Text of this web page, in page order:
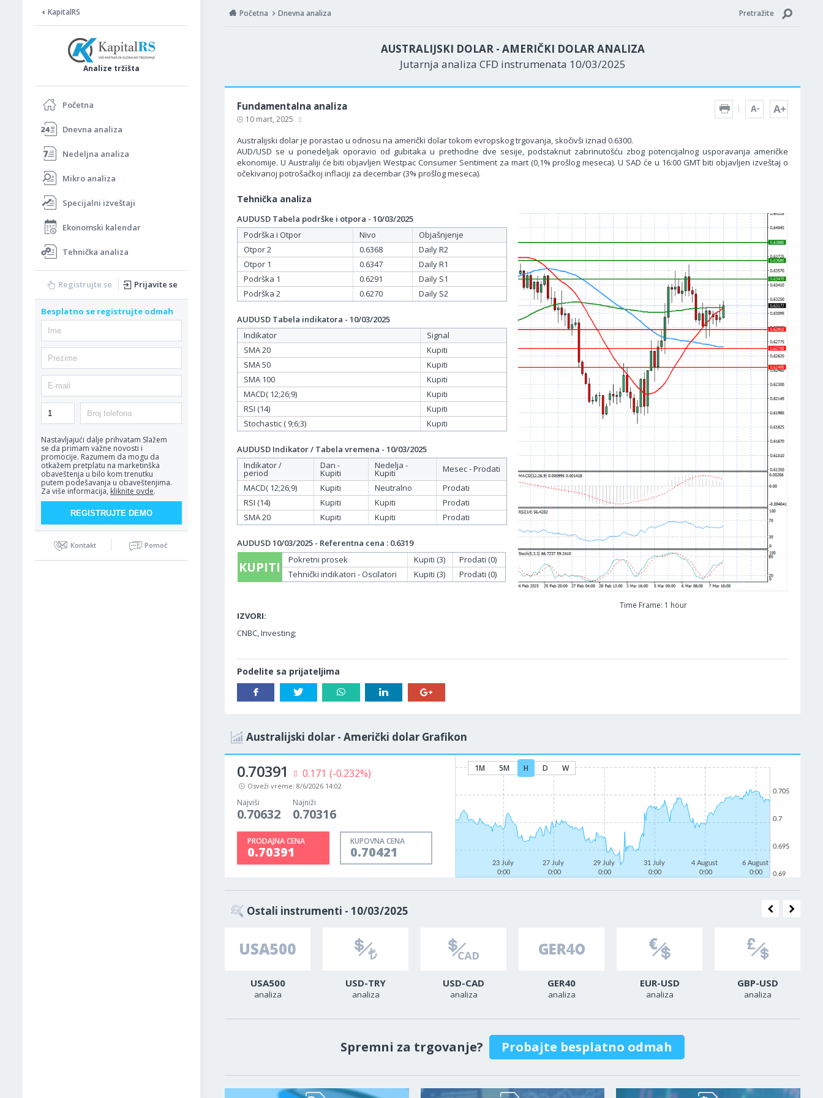
KapitalRS
Analize tržišta
Početna
Dnevna analiza
Nedeljna analiza
Mikro analiza
Specijalni izveštaji
Ekonomski kalendar
Tehnička analiza
Registrujte se Prijavite se
Besplatno se registrujte odmah
Nastavljajući dalje prihvatam Slažem
se da primam važne novosti i
promocije. Razumem da mogu da
otkažem pretplatu na marketinška
obaveštenja u bilo kom trenutku
putem podešavanja u obaveštenjima.
Za više informacija, kliknite ovde.
Kontakt Pomoć
Početna Dnevna analiza Pretražite
AUSTRALIJSKI DOLAR - AMERIČKI DOLAR ANALIZA
Jutarnja analiza CFD instrumenata 10/03/2025
Fundamentalna analiza
10 mart, 2025
Australijski dolar je porastao u odnosu na američki dolar tokom evropskog trgovanja, skočivši iznad 0.6300.
AUD/USD se u ponedeljak oporavio od gubitaka u prethodne dve sesije, podstaknut zabrinutošću zbog potencijalnog usporavanja američke
ekonomije. U Australiji će biti objavljen Westpac Consumer Sentiment za mart (0,1% prošlog meseca). U SAD će u 16:00 GMT biti objavljen izveštaj o
očekivanoj potrošačkoj inflaciji za decembar (3% prošlog meseca).
Tehnička analiza
Time Frame: 1 hour
AUDUSD Tabela podrške i otpora - 10/03/2025
Podrška i Otpor
Nivo
Objašnjenje
Otpor 2
0.6368
Daily R2
Otpor 1
0.6347
Daily R1
Podrška 1
0.6291
Daily S1
Podrška 2
0.6270 Daily S2
AUDUSD Tabela indikatora - 10/03/2025
Indikator
Signal
SMA 20
Kupiti
SMA 50
Kupiti
SMA 100
Kupiti
MACD( 12;26;9)
Kupiti
RSI (14)
Kupiti
Stochastic ( 9;6;3)
Kupiti
AUDUSD Indikator / Tabela vremena - 10/03/2025
Indikator /
period
Dan -
Kupiti
Nedelja -
Kupiti
Mesec - Prodati
MACD( 12;26;9)
Kupiti Neutralno
Prodati
RSI (14)
Kupiti Kupiti
Prodati
SMA 20
Kupiti Kupiti Prodati
AUDUSD 10/03/2025 - Referentna cena : 0.6319
KUPITI Pokretni prosek Kupiti (3)
Prodati (0)
Tehnički indikatori - Oscilatori
Kupiti (3) Prodati (0)
IZVORI:
CNBC, Investing;
Podelite sa prijateljima
Australijski dolar - Američki dolar Grafikon
0.70391 0.171 (-0.232%)
Osveži vreme: 8/6/2026 14:02
Najviši
0.70632
Najniži
0.70316
PRODAJNA CENA
0.70391
KUPOVNA CENA
0.70421
1M 5M H D W
23 July
0:00
27 July
0:00
29 July
0:00
31 July
0:00
4 August
0:00
6 August
0:00
0.69
0.695
0.7
0.705
Ostali instrumenti - 10/03/2025
USA500
analiza
USD-TRY
analiza
USD-CAD
analiza
GER40
analiza
EUR-USD
analiza
GBP-USD
analiza
Spremni za trgovanje? Probajte besplatno odmah